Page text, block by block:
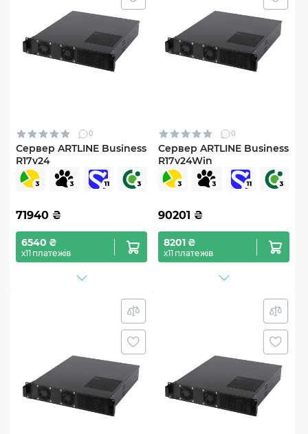
0
Сервер ARTLINE Business
R17v24
71940 ₴
6540 ₴
х11 платежів
0
Сервер ARTLINE Business
R17v24Win
90201 ₴
8201 ₴
х11 платежів